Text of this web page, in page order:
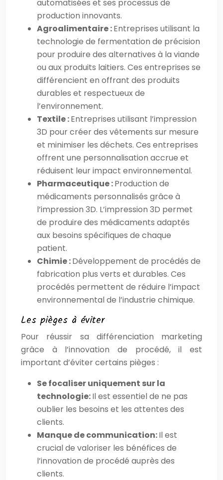
automatisées et ses processus de
production innovants.
Agroalimentaire :Entreprises utilisant la
technologie de fermentation de précision
pour produire des alternatives à la viande
ou aux produits laitiers. Ces entreprises se
différencient en offrant des produits
durables et respectueux de
l’environnement.
Textile :Entreprises utilisant l’impression
3D pour créer des vêtements sur mesure
et minimiser les déchets. Ces entreprises
offrent une personnalisation accrue et
réduisent leur impact environnemental.
Pharmaceutique :Production de
médicaments personnalisés grâce à
l’impression 3D. L’impression 3D permet
de produire des médicaments adaptés
aux besoins spécifiques de chaque
patient.
Chimie :Développement de procédés de
fabrication plus verts et durables. Ces
procédés permettent de réduire l’impact
environnemental de l’industrie chimique.
Les pièges à éviter
Pour réussir sa différenciation marketing
grâce à l’innovation de procédé, il est
important d’éviter certains pièges :
Se focaliser uniquement sur la
technologie:Il est essentiel de ne pas
oublier les besoins et les attentes des
clients.
Manque de communication:Il est
crucial de valoriser les bénéfices de
l’innovation de procédé auprès des
clients.